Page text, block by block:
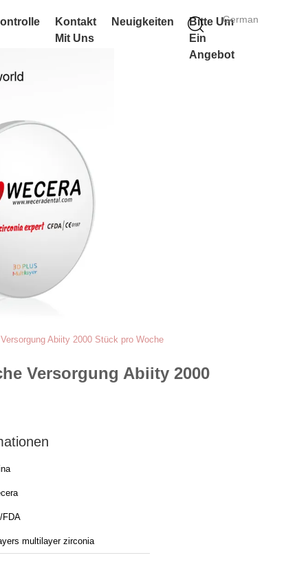
German
Kontakt
Mit Uns
Neuigkeiten
Bitte Um
Ein
Angebot
Abiity 2000 Stück pro Woche
Versorgung Abiity 2000
FDA
multilayer zirconia